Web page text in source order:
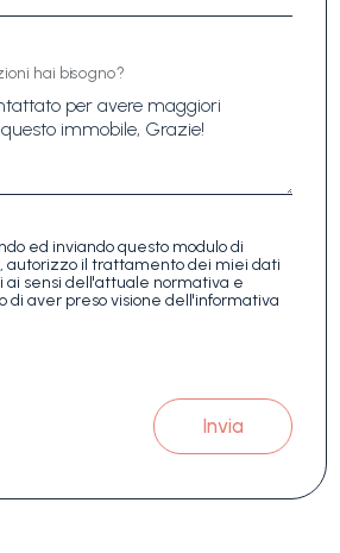
hai bisogno?
ed inviando questo modulo di
autorizzo il trattamento dei miei dati
ai sensi dell'attuale normativa e
di aver preso visione dell'informativa
Invia